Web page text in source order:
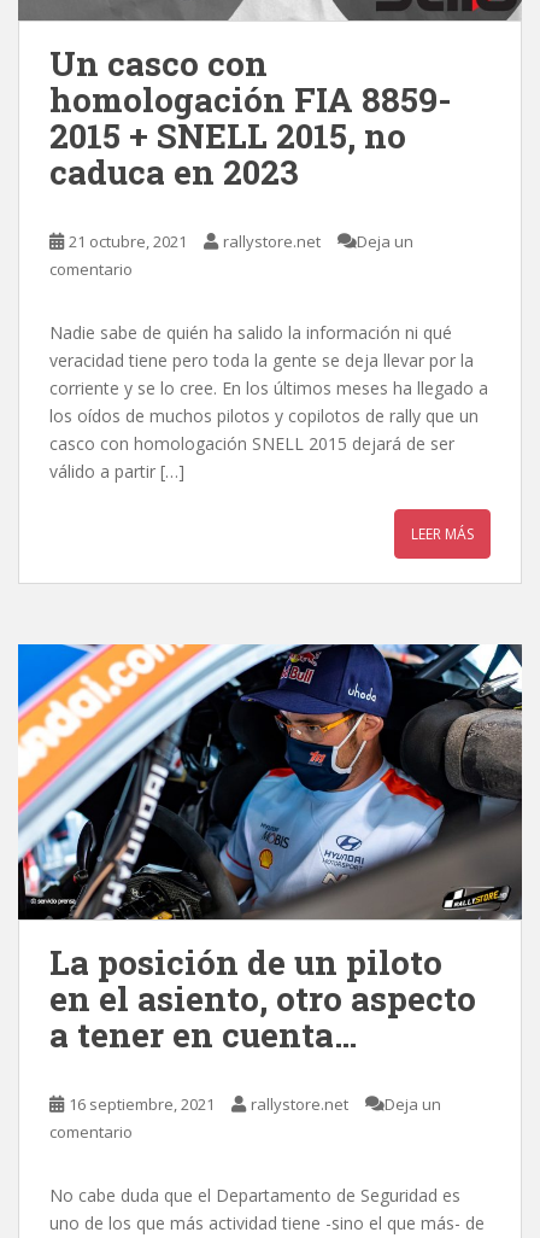
Un casco con
homologación FIA 8859-
2015 + SNELL 2015, no
caduca en 2023
21 octubre, 2021 rallystore.net
Deja un
comentario
Nadie sabe de quién ha salido la información ni qué
veracidad tiene pero toda la gente se deja llevar por la
corriente y se lo cree. En los últimos meses ha llegado a
los oídos de muchos pilotos y copilotos de rally que un
casco con homologación SNELL 2015 dejará de ser
válido a partir […]
LEER MÁS
La posición de un piloto
en el asiento, otro aspecto
a tener en cuenta…
16 septiembre, 2021 rallystore.net
Deja un
comentario
No cabe duda que el Departamento de Seguridad es
uno de los que más actividad tiene -sino el que más- de